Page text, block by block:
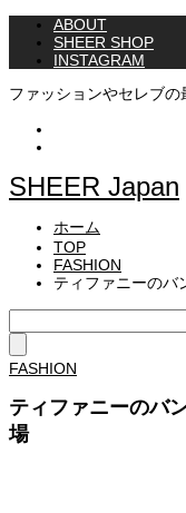
ABOUT
SHEER SHOP
INSTAGRAM
ファッションやセレブ
SHEER Japan
ホーム
TOP
FASHION
ティファニーのバ
FASHION
ティファニーのバ
場